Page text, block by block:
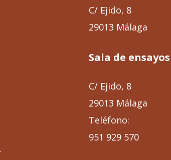
C/ Ejido, 8
29013 Málaga
Sala de ensayos
C/ Ejido, 8
29013 Málaga
Teléfono:
951 929 570